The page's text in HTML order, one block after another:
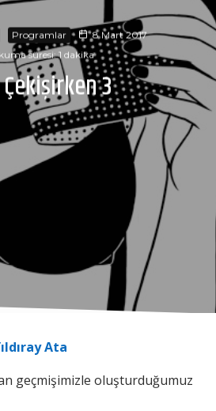
Programlar
8 Mart 2017
süresi: 1 dakika
3
Ata
geçmişimizle oluşturduğumuz